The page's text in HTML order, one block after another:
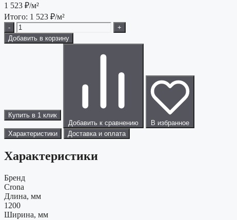
1 523 ₽/м²
Итого: 1 523 ₽/м²
-
+
Добавить в корзину
Купить в 1 клик
Добавить к сравнению
В избранное
Характеристики
Доставка и оплата
Характеристики
Бренд
Crona
Длина, мм
1200
Ширина, мм